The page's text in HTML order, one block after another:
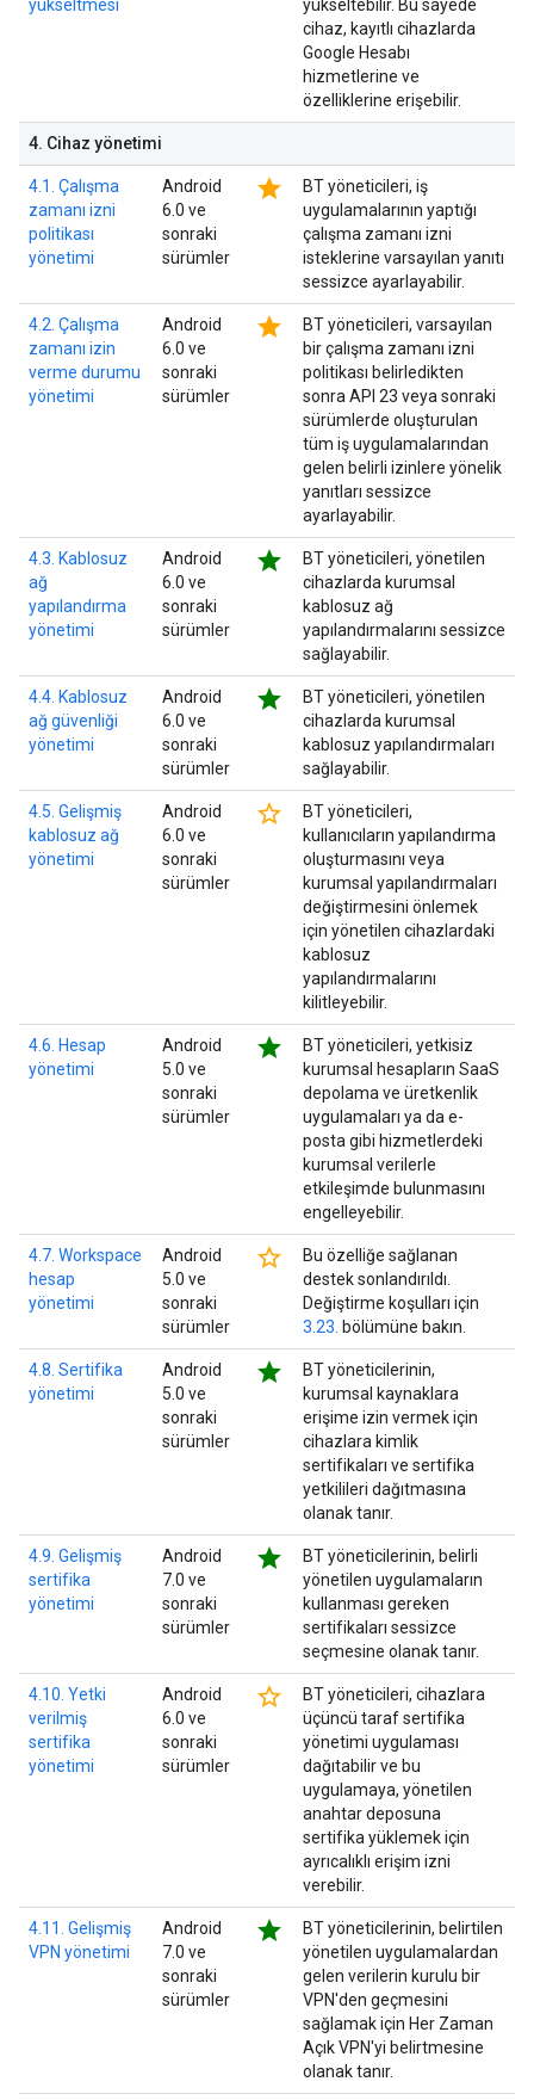
yükseltmesi
yükseltebilir. Bu sayede
cihaz, kayıtlı cihazlarda
Google Hesabı
hizmetlerine ve
özelliklerine erişebilir.
4. Cihaz yönetimi
4.1. Çalışma
zamanı izni
politikası
yönetimi
Android
6.0 ve
sonraki
sürümler
star
BT yöneticileri, iş
uygulamalarının yaptığı
çalışma zamanı izni
isteklerine varsayılan yanıtı
sessizce ayarlayabilir.
4.2. Çalışma
zamanı izin
verme durumu
yönetimi
Android
6.0 ve
sonraki
sürümler
star
BT yöneticileri, varsayılan
bir çalışma zamanı izni
politikası belirledikten
sonra API 23 veya sonraki
sürümlerde oluşturulan
tüm iş uygulamalarından
gelen belirli izinlere yönelik
yanıtları sessizce
ayarlayabilir.
4.3. Kablosuz
ağ
yapılandırma
yönetimi
Android
6.0 ve
sonraki
sürümler
star
BT yöneticileri, yönetilen
cihazlarda kurumsal
kablosuz ağ
yapılandırmalarını sessizce
sağlayabilir.
4.4. Kablosuz
ağ güvenliği
yönetimi
Android
6.0 ve
sonraki
sürümler
star
BT yöneticileri, yönetilen
cihazlarda kurumsal
kablosuz yapılandırmaları
sağlayabilir.
4.5. Gelişmiş
kablosuz ağ
yönetimi
Android
6.0 ve
sonraki
sürümler
star_border
BT yöneticileri,
kullanıcıların yapılandırma
oluşturmasını veya
kurumsal yapılandırmaları
değiştirmesini önlemek
için yönetilen cihazlardaki
kablosuz
yapılandırmalarını
kilitleyebilir.
4.6. Hesap
yönetimi
Android
5.0 ve
sonraki
sürümler
star
BT yöneticileri, yetkisiz
kurumsal hesapların SaaS
depolama ve üretkenlik
uygulamaları ya da e-
posta gibi hizmetlerdeki
kurumsal verilerle
etkileşimde bulunmasını
engelleyebilir.
4.7. Workspace
hesap
yönetimi
Android
5.0 ve
sonraki
sürümler
star_border
Bu özelliğe sağlanan
destek sonlandırıldı.
Değiştirme koşulları için
3.23. bölümüne bakın.
4.8. Sertifika
yönetimi
Android
5.0 ve
sonraki
sürümler
star
BT yöneticilerinin,
kurumsal kaynaklara
erişime izin vermek için
cihazlara kimlik
sertifikaları ve sertifika
yetkilileri dağıtmasına
olanak tanır.
4.9. Gelişmiş
sertifika
yönetimi
Android
7.0 ve
sonraki
sürümler
star
BT yöneticilerinin, belirli
yönetilen uygulamaların
kullanması gereken
sertifikaları sessizce
seçmesine olanak tanır.
4.10. Yetki
verilmiş
sertifika
yönetimi
Android
6.0 ve
sonraki
sürümler
star_border
BT yöneticileri, cihazlara
üçüncü taraf sertifika
yönetimi uygulaması
dağıtabilir ve bu
uygulamaya, yönetilen
anahtar deposuna
sertifika yüklemek için
ayrıcalıklı erişim izni
verebilir.
4.11. Gelişmiş
VPN yönetimi
Android
7.0 ve
sonraki
sürümler
star
BT yöneticilerinin, belirtilen
yönetilen uygulamalardan
gelen verilerin kurulu bir
VPN'den geçmesini
sağlamak için Her Zaman
Açık VPN'yi belirtmesine
olanak tanır.